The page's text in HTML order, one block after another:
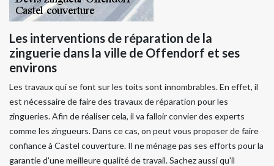
Les interventions de réparation de la
zinguerie dans la ville de Offendorf et ses
environs
Les travaux qui se font sur les toits sont innombrables. En effet, il
est nécessaire de faire des travaux de réparation pour les
zingueries. Afin de réaliser cela, il va falloir convier des experts
comme les zingueurs. Dans ce cas, on peut vous proposer de faire
confiance à Castel couverture. Il ne ménage pas ses efforts pour la
garantie d'une meilleure qualité de travail. Sachez aussi qu'il